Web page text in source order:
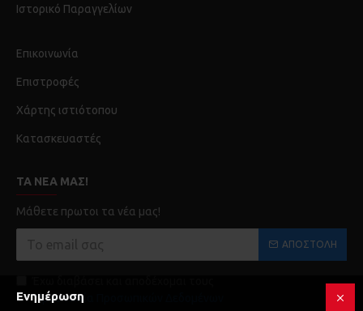
Ιστορικό Παραγγελίων
Επικοινωνία
Επιστροφές
Χάρτης ιστιότοπου
Κατασκευαστές
ΤΑ ΝΈΑ ΜΑΣ!
Μάθετε πρωτοι τα νέα μας!
ΑΠΟΣΤΟΛΉ
Προστασία Προσωπικών Δεδομένων
Ενημέρωση